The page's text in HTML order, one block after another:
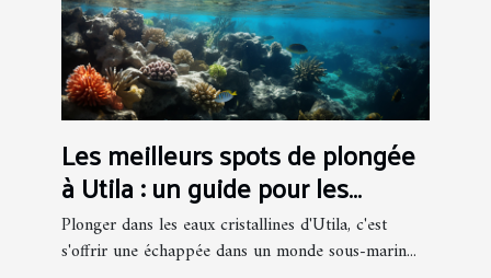
Les meilleurs spots de plongée
à Utila : un guide pour les
amateurs de la mer
Plonger dans les eaux cristallines d'Utila, c'est
s'offrir une échappée dans un monde sous-marin...